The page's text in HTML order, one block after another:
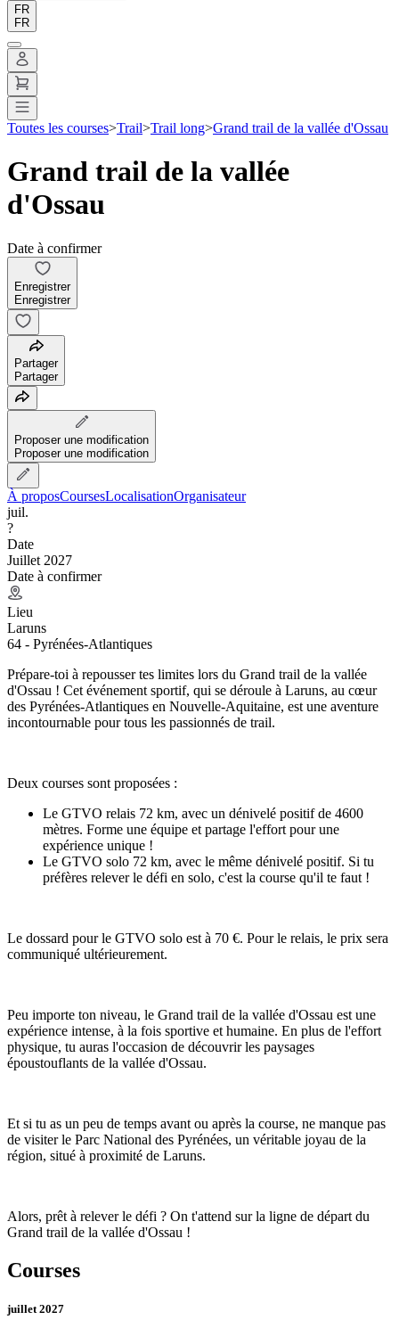
FR
FR
Toutes les courses>Trail>Trail long>Grand trail de la vallée d'Ossau
Grand trail de la vallée
d'Ossau
Date à confirmer
Enregistrer
Enregistrer
Partager
Partager
Proposer une modification
Proposer une modification
À proposCoursesLocalisationOrganisateur
juil.
?
Date
Juillet 2027
Date à confirmer
Lieu
Laruns
64 - Pyrénées-Atlantiques
Prépare-toi à repousser tes limites lors du Grand trail de la vallée
d'Ossau ! Cet événement sportif, qui se déroule à Laruns, au cœur
des Pyrénées-Atlantiques en Nouvelle-Aquitaine, est une aventure
incontournable pour tous les passionnés de trail.
Deux courses sont proposées :
Le GTVO relais 72 km, avec un dénivelé positif de 4600
mètres. Forme une équipe et partage l'effort pour une
expérience unique !
Le GTVO solo 72 km, avec le même dénivelé positif. Si tu
préfères relever le défi en solo, c'est la course qu'il te faut !
Le dossard pour le GTVO solo est à 70 €. Pour le relais, le prix sera
communiqué ultérieurement.
Peu importe ton niveau, le Grand trail de la vallée d'Ossau est une
expérience intense, à la fois sportive et humaine. En plus de l'effort
physique, tu auras l'occasion de découvrir les paysages
époustouflants de la vallée d'Ossau.
Et si tu as un peu de temps avant ou après la course, ne manque pas
de visiter le Parc National des Pyrénées, un véritable joyau de la
région, situé à proximité de Laruns.
Alors, prêt à relever le défi ? On t'attend sur la ligne de départ du
Grand trail de la vallée d'Ossau !
Courses
juillet 2027